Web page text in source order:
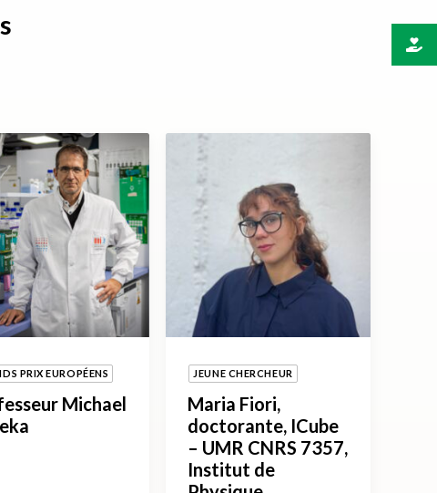
PRIX EUROPÉENS
Michael
JEUNE CHERCHEUR
Maria Fiori,
doctorante, ICube
– UMR CNRS 7357,
Institut de